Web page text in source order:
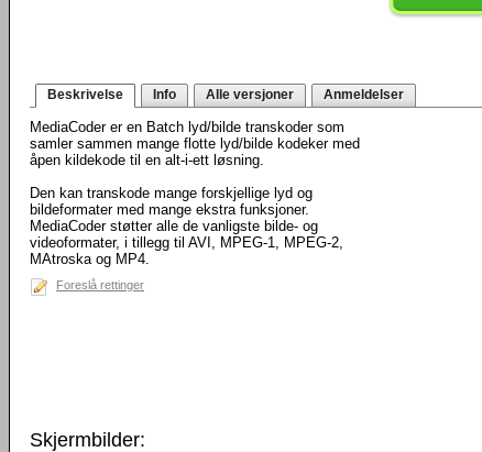
Beskrivelse Info Alle versjoner Anmeldelser
MediaCoder er en Batch lyd/bilde transkoder som
samler sammen mange flotte lyd/bilde kodeker med
åpen kildekode til en alt-i-ett løsning.
Den kan transkode mange forskjellige lyd og
bildeformater med mange ekstra funksjoner.
MediaCoder støtter alle de vanligste bilde- og
videoformater, i tillegg til AVI, MPEG-1, MPEG-2,
MAtroska og MP4.
Foreslå rettinger
Skjermbilder: